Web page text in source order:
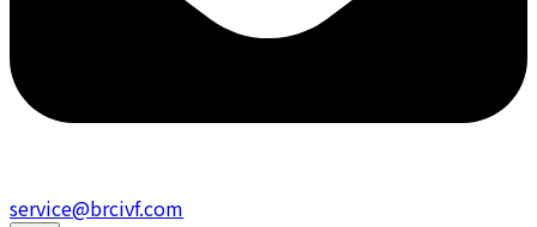
service@brcivf.com